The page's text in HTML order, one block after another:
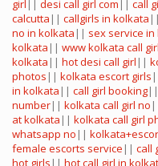
girl || desi call girl com || call
calcutta || callgirls in kolkata ||
no in kolkata || sex service in
kolkata || www kolkata call girl
kolkata || hot desi call girl ||
photos || kolkata escort girls
in kolkata || call girl booking||
number|| kolkata call girl no
at kolkata || kolkata call girl
whatsapp no ||
female escorts service || call
hot girls || hot call girl in